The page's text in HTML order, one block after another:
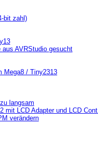
bit zahl)
AVRStudio gesucht
Mega8 / Tiny2313
langsam
mit LCD Adapter und LCD Cont.
verändern